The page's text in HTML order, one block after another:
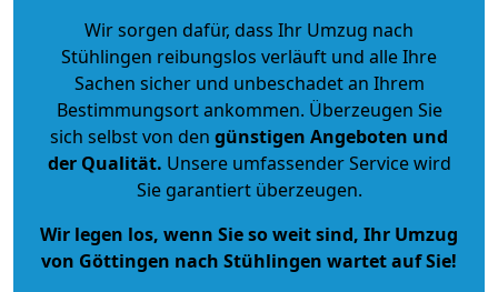
Wir sorgen dafür, dass Ihr Umzug nach
Stühlingen reibungslos verläuft und alle Ihre
Sachen sicher und unbeschadet an Ihrem
Bestimmungsort ankommen. Überzeugen Sie
sich selbst von den günstigen Angeboten und
der Qualität. Unsere umfassender Service wird
Sie garantiert überzeugen.
Wir legen los, wenn Sie so weit sind, Ihr Umzug
von Göttingen nach Stühlingen wartet auf Sie!